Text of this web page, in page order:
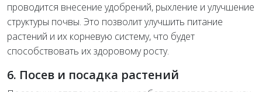
проводится внесение удобрений, рыхление и улучшение
структуры почвы. Это позволит улучшить питание
растений и их корневую систему, что будет
способствовать их здоровому росту.
6. Посев и посадка растений